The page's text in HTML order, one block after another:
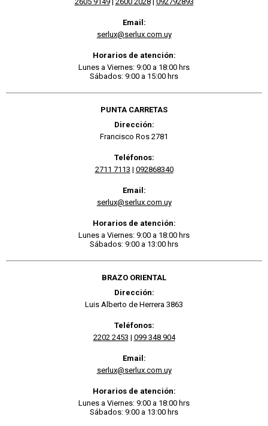
Email:
serlux@serlux.com.uy
Horarios de atención:
Lunes a Viernes: 9:00 a 18:00 hrs
Sábados: 9:00 a 15:00 hrs
PUNTA CARRETAS
Dirección:
Francisco Ros 2781
Teléfonos:
2711 7113 | 092868340
Email:
serlux@serlux.com.uy
Horarios de atención:
Lunes a Viernes: 9:00 a 18:00 hrs
Sábados: 9:00 a 13:00 hrs
BRAZO ORIENTAL
Dirección:
Luis Alberto de Herrera 3863
Teléfonos:
2202 2453 | 099 348 904
Email:
serlux@serlux.com.uy
Horarios de atención:
Lunes a Viernes: 9:00 a 18:00 hrs
Sábados: 9:00 a 13:00 hrs